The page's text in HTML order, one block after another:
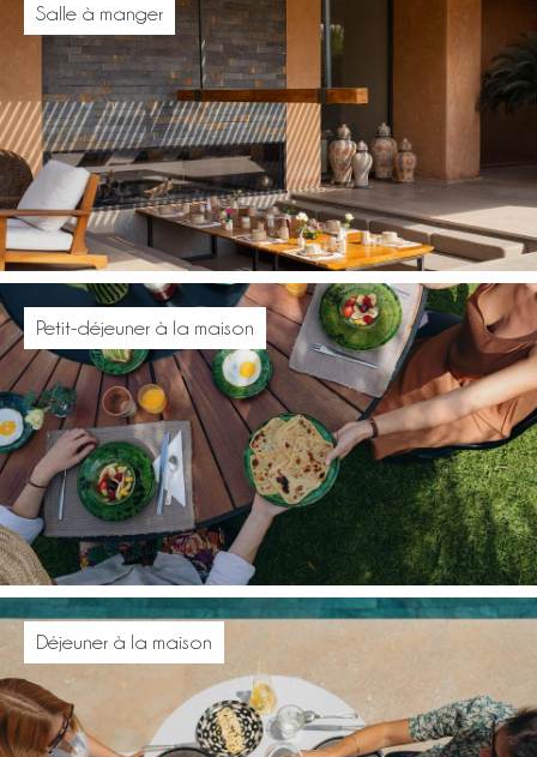
Salle à manger
Petit-déjeuner à la maison
Déjeuner à la maison